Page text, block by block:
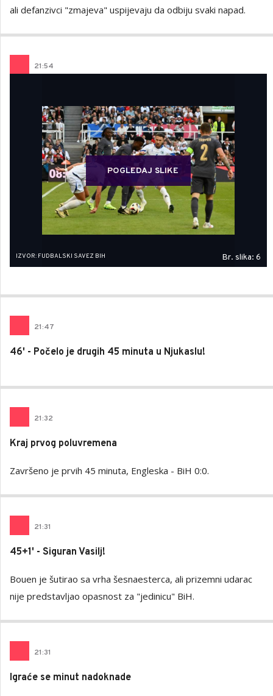
ali defanzivci "zmajeva" uspijevaju da odbiju svaki napad.
21:54
POGLEDAJ SLIKE
IZVOR: FUDBALSKI SAVEZ BIH Br. slika: 6
21:47
46' - Počelo je drugih 45 minuta u Njukaslu!
21:32
Kraj prvog poluvremena
Završeno je prvih 45 minuta, Engleska - BiH 0:0.
21:31
45+1' - Siguran Vasilj!
Bouen je šutirao sa vrha šesnaesterca, ali prizemni udarac
nije predstavljao opasnost za "jedinicu" BiH.
21:31
Igraće se minut nadoknade